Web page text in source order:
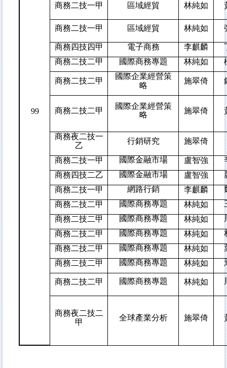
99
商務二技一甲 區域經貿 林純如
商務二技一甲 區域經貿 林純如
商務四技四甲 電子商務 李麒麟
商務二技二甲
國際商務專題 林純如
商務二技二甲
國際企業經營策
略
施翠倚
商務二技二甲
國際企業經營策
略
施翠倚
商務夜二技一
乙
行銷研究 施翠倚
商務二技一甲 國際金融市場 盧智強
商務四技二乙
國際金融市場 盧智強
商務二技一甲
網路行銷 李麒麟
商務二技二甲
國際商務專題 林純如
商務二技二甲
國際商務專題 林純如
商務二技二甲
國際商務專題 林純如
商務二技二甲
國際商務專題 林純如
商務二技二甲
國際商務專題 林純如
商務二技二甲 國際商務專題 林純如
商務夜二技二
甲
全球產業分析 施翠倚